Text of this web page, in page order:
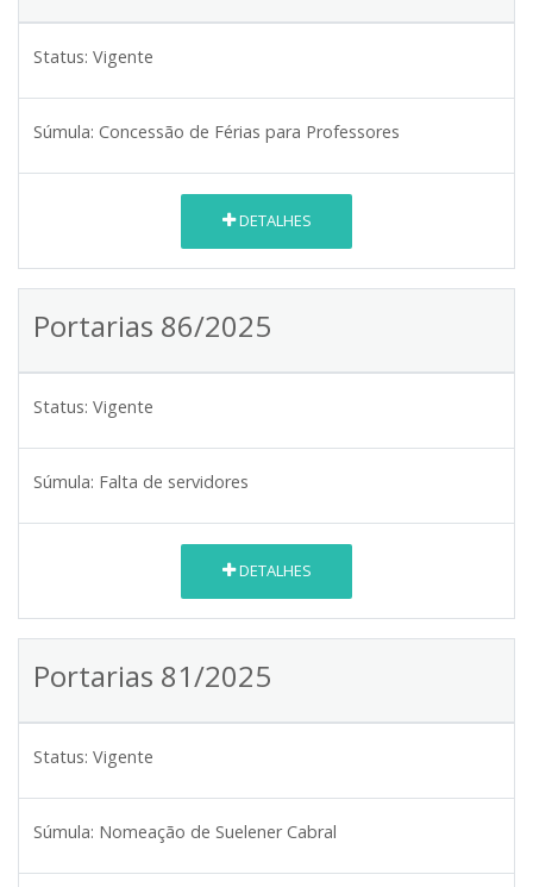
Status: Vigente
Súmula: Concessão de Férias para Professores
DETALHES
Portarias 86/2025
Status: Vigente
Súmula: Falta de servidores
DETALHES
Portarias 81/2025
Status: Vigente
Súmula: Nomeação de Suelener Cabral